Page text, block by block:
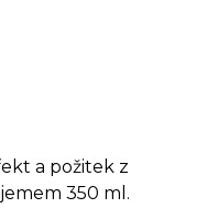
a požitek z
350 ml.